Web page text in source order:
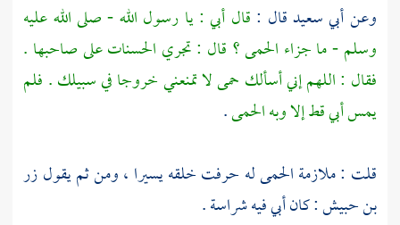
وعنأبي سعيدقال : قال أبي : يا رسول الله - صلى الله عليه
وسلم - ما جزاء الحمى ؟ قال : تجري الحسنات على صاحبها .
فقال : اللهم إني أسألك حمى لا تمنعني خروجا في سبيلك . فلم
يمسأبيقط إلا وبه الحمى.
قلت : ملازمة الحمى له حرفت خلقه يسيرا ، ومن ثم يقولزر
بن حبيش: كانأبيفيه شراسة .